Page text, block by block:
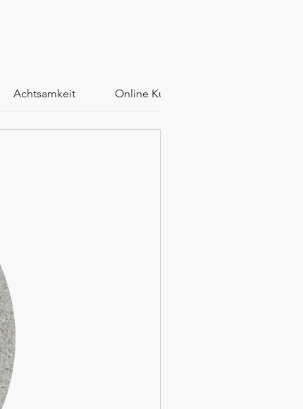
Achtsamkeit Online Kurs